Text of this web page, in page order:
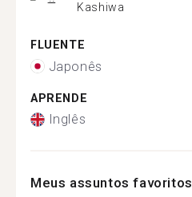
Kashiwa
FLUENTE
Japonês
APRENDE
Inglês
Meus assuntos favoritos